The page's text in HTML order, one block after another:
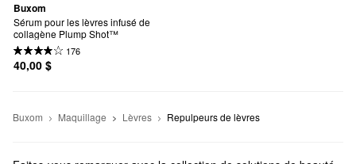
Buxom
Sérum pour les lèvres infusé de
collagène Plump Shot™
176
40,00 $
Buxom Maquillage Lèvres Repulpeurs de lèvres